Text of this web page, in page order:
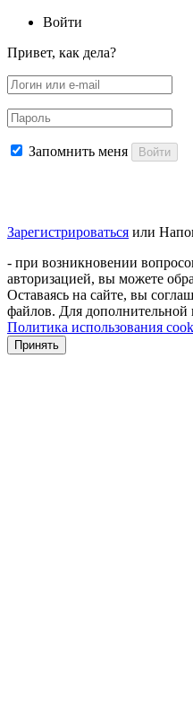
Войти
Привет, как дела?
Запомнить меня Войти
Зарегистрироваться или
- при возникновении
авторизацией, вы можете
Оставаясь на сайте, вы
файлов. Для дополнительной
Политика использования
Принять